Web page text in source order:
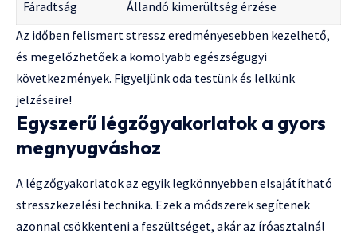
Fáradtság
Állandó kimerültség érzése
Az időben felismert stressz eredményesebben kezelhető,
és megelőzhetőek a komolyabb egészségügyi
következmények. Figyeljünk oda testünk és lelkünk
jelzéseire!
Egyszerű légzőgyakorlatok a gyors
megnyugváshoz
A légzőgyakorlatok az egyik legkönnyebben elsajátítható
stresszkezelési technika. Ezek a módszerek segítenek
azonnal csökkenteni a feszültséget, akár az íróasztalnál